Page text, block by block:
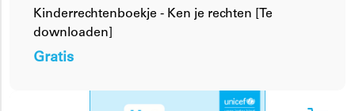
Kinderrechtenboekje - Ken je rechten [Te
downloaden]
Gratis